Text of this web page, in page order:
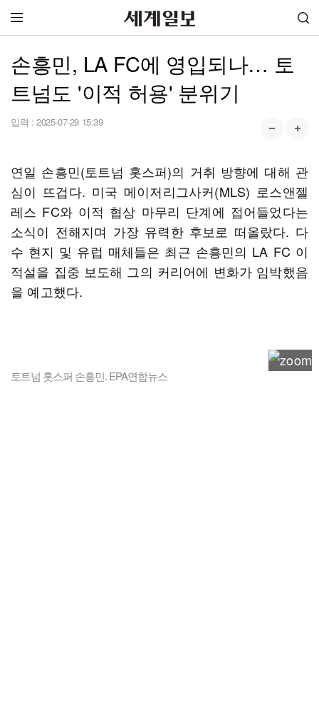
손흥민, LA FC에 영입되나… 토
트넘도 '이적 허용' 분위기
입력 : 2025-07-29 15:39
연일 손흥민(토트넘 홋스퍼)의 거취 방향에 대해 관
심이 뜨겁다. 미국 메이저리그사커(MLS) 로스앤젤
레스 FC와 이적 협상 마무리 단계에 접어들었다는
소식이 전해지며 가장 유력한 후보로 떠올랐다. 다
수 현지 및 유럽 매체들은 최근 손흥민의 LA FC 이
적설을 집중 보도해 그의 커리어에 변화가 임박했음
을 예고했다.
토트넘 홋스퍼 손흥민. EPA연합뉴스